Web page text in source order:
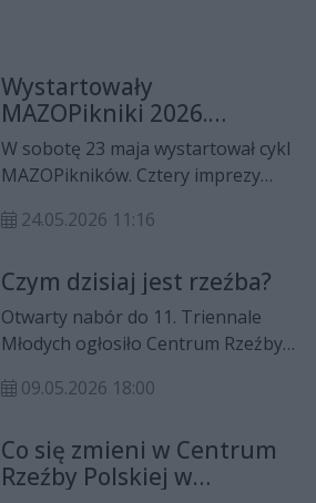
Wystartowały
MAZOPikniki 2026.
Terminarz imprez w
regionie radomskim
W sobotę 23 maja wystartował cykl
MAZOPikników. Cztery imprezy
regionie radomskim. Zobaczcie
24.05.2026 11:16
Czym dzisiaj jest rzeźba?
Otwarty nabór do 11. Triennale
Młodych ogłosiło Centrum Rzeźby
można przesyłać do 12 maja.
09.05.2026 18:00
Co się zmieni w Centrum
Rzeźby Polskiej w